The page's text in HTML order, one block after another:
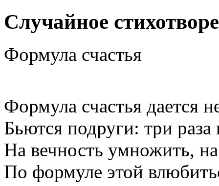
Случайное
Формула счастья
Формула счастья дается
Бьются подруги: три раза
На вечность умножить, на
По формуле этой